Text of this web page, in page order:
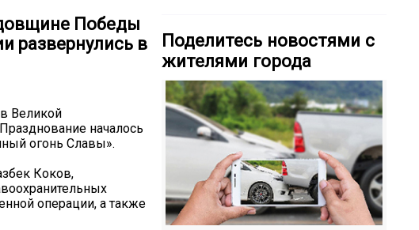
Победы
развернулись в
Великой
началось
огонь Славы».
Коков,
операции, а также
Поделитесь новостями с
жителями города